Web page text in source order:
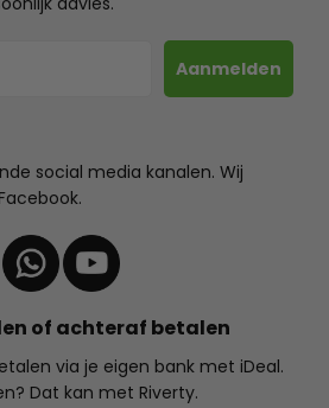
Aanmelden
social media kanalen. Wij
of achteraf betalen
via je eigen bank met iDeal.
Dat kan met Riverty.